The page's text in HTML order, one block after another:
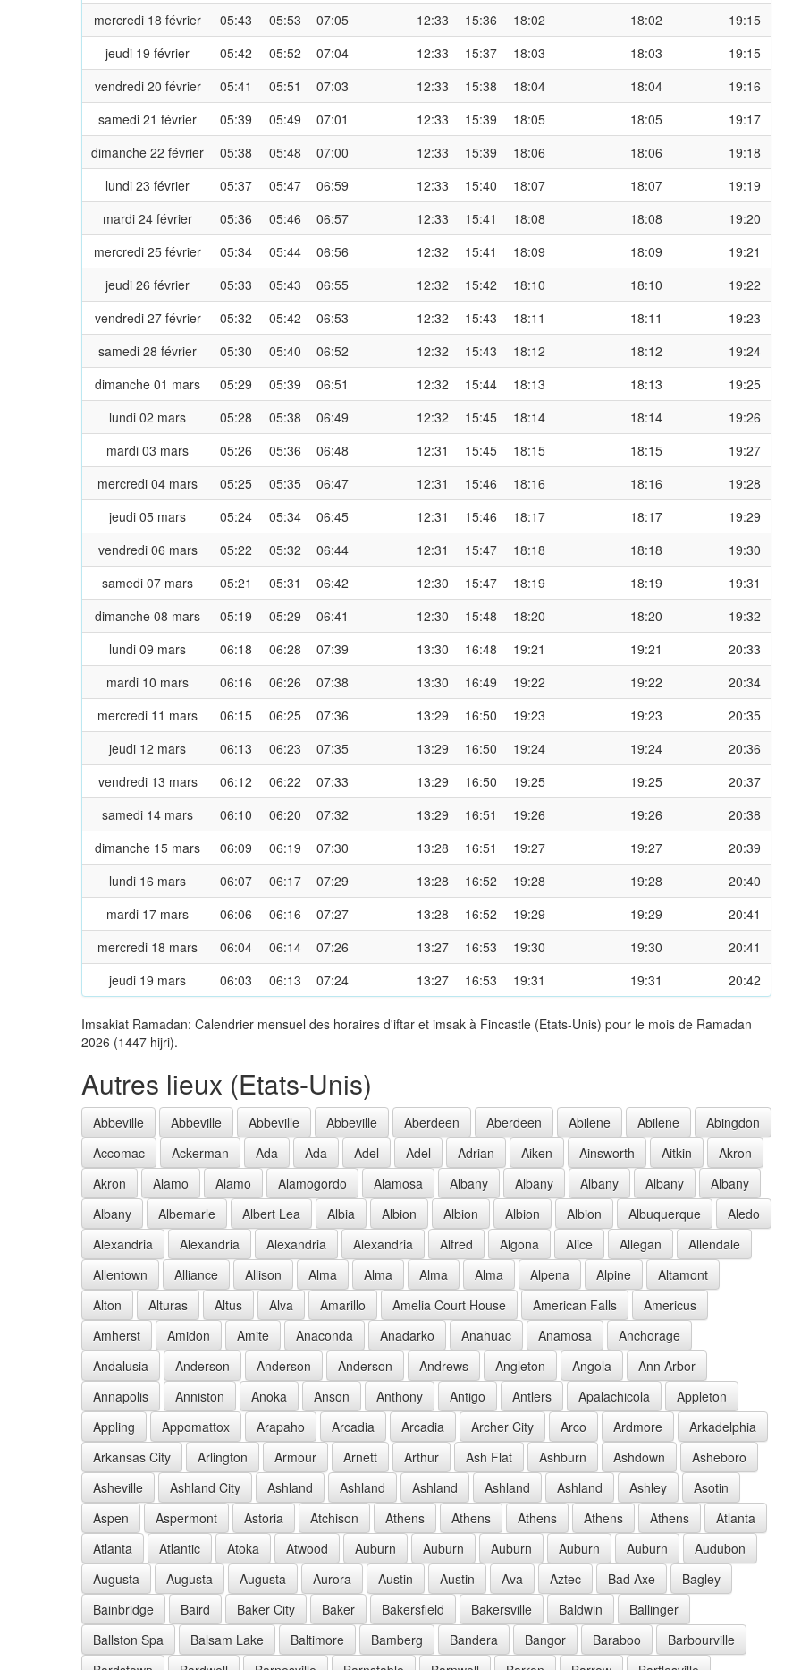
mercredi 18 février
05:43 05:53 07:05 12:33 15:36 18:02 18:02
19:15
jeudi 19 février
05:42 05:52 07:04 12:33 15:37 18:03 18:03
19:15
vendredi 20 février
05:41 05:51 07:03 12:33 15:38 18:04 18:04
19:16
samedi 21 février
05:39 05:49 07:01 12:33 15:39 18:05 18:05
19:17
dimanche 22 février
05:38 05:48 07:00 12:33 15:39 18:06 18:06
19:18
lundi 23 février
05:37 05:47 06:59 12:33 15:40 18:07 18:07
19:19
mardi 24 février
05:36 05:46 06:57 12:33 15:41 18:08 18:08
19:20
mercredi 25 février
05:34 05:44 06:56 12:32 15:41 18:09 18:09
19:21
jeudi 26 février
05:33 05:43 06:55 12:32 15:42 18:10 18:10
19:22
vendredi 27 février
05:32 05:42 06:53 12:32 15:43 18:11 18:11
19:23
samedi 28 février
05:30 05:40 06:52 12:32 15:43 18:12 18:12
19:24
dimanche 01 mars
05:29 05:39 06:51 12:32 15:44 18:13 18:13
19:25
lundi 02 mars
05:28 05:38 06:49 12:32 15:45 18:14 18:14
19:26
mardi 03 mars
05:26 05:36 06:48 12:31 15:45 18:15 18:15
19:27
mercredi 04 mars
05:25 05:35 06:47 12:31 15:46 18:16 18:16
19:28
jeudi 05 mars
05:24 05:34 06:45 12:31 15:46 18:17 18:17
19:29
vendredi 06 mars
05:22 05:32 06:44 12:31 15:47 18:18 18:18
19:30
samedi 07 mars
05:21 05:31 06:42 12:30 15:47 18:19 18:19
19:31
dimanche 08 mars
05:19 05:29 06:41 12:30 15:48 18:20 18:20
19:32
lundi 09 mars
06:18 06:28 07:39 13:30 16:48 19:21 19:21
20:33
mardi 10 mars
06:16 06:26 07:38 13:30 16:49 19:22 19:22
20:34
mercredi 11 mars
06:15 06:25 07:36 13:29 16:50 19:23 19:23
20:35
jeudi 12 mars
06:13 06:23 07:35 13:29 16:50 19:24 19:24
20:36
vendredi 13 mars
06:12 06:22 07:33 13:29 16:50 19:25 19:25
20:37
samedi 14 mars
06:10 06:20 07:32 13:29 16:51 19:26 19:26
20:38
dimanche 15 mars
06:09 06:19 07:30 13:28 16:51 19:27 19:27
20:39
lundi 16 mars
06:07 06:17 07:29 13:28 16:52 19:28 19:28
20:40
mardi 17 mars
06:06 06:16 07:27 13:28 16:52 19:29 19:29
20:41
mercredi 18 mars
06:04 06:14 07:26 13:27 16:53 19:30 19:30
20:41
jeudi 19 mars
06:03 06:13 07:24 13:27 16:53 19:31 19:31 20:42
Imsakiat Ramadan: Calendrier mensuel des horaires d'iftar et imsak à Fincastle (Etats-Unis) pour le mois de Ramadan
2026 (1447 hijri).
Autres lieux (Etats-Unis)
Abbeville Abbeville Abbeville Abbeville Aberdeen Aberdeen Abilene Abilene
Abingdon
Accomac
Ackerman Ada Ada Adel Adel Adrian Aiken Ainsworth Aitkin
Akron
Akron
Alamo Alamo Alamogordo Alamosa Albany Albany Albany Albany
Albany
Albany
Albemarle Albert Lea Albia Albion Albion Albion Albion Albuquerque
Aledo
Alexandria
Alexandria Alexandria Alexandria Alfred Algona Alice Allegan
Allendale
Allentown
Alliance Allison Alma Alma Alma Alma Alpena Alpine
Altamont
Alton
Alturas Altus Alva Amarillo Amelia Court House American Falls
Americus
Amherst
Amidon Amite Anaconda Anadarko Anahuac Anamosa
Anchorage
Andalusia
Anderson Anderson Anderson Andrews Angleton Angola
Ann Arbor
Annapolis
Anniston Anoka Anson Anthony Antigo Antlers Apalachicola
Appleton
Appling
Appomattox Arapaho Arcadia Arcadia Archer City Arco Ardmore
Arkadelphia
Arkansas City
Arlington Armour Arnett Arthur Ash Flat Ashburn Ashdown
Asheboro
Asheville
Ashland City Ashland Ashland Ashland Ashland Ashland Ashley
Asotin
Aspen
Aspermont Astoria Atchison Athens Athens Athens Athens Athens
Atlanta
Atlanta
Atlantic Atoka Atwood Auburn Auburn Auburn Auburn Auburn
Audubon
Augusta
Augusta Augusta Aurora Austin Austin Ava Aztec Bad Axe
Bagley
Bainbridge
Baird Baker City Baker Bakersfield Bakersville Baldwin
Ballinger
Ballston Spa
Balsam Lake Baltimore Bamberg Bandera Bangor Baraboo
Barbourville